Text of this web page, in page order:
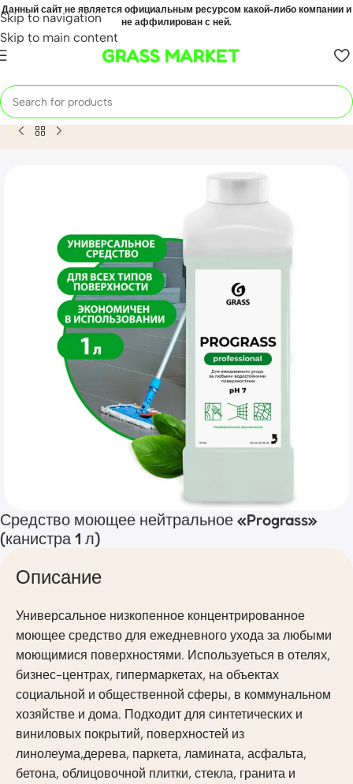
Skip to navigation
Skip to main content
Данный сайт не является официальным ресурсом какой-либо компании и
не аффилирован с ней.
GRASS MARKET
Home Mahsulot Средство моющее нейтральное
Средство моющее нейтральное «Prograss»
(канистра 1 л)
Описание
Универсальное низкопенное концентрированное
моющее средство для ежедневного ухода за любыми
моющимися поверхностями. Используеться в отелях,
бизнес-центрах, гипермаркетах, на объектах
социальной и общественной сферы, в коммунальном
хозяйстве и дома. Подходит для синтетических и
виниловых покрытий, поверхностей из
линолеума,дерева, паркета, ламината, асфальта,
бетона, облицовочной плитки, стекла, гранита и